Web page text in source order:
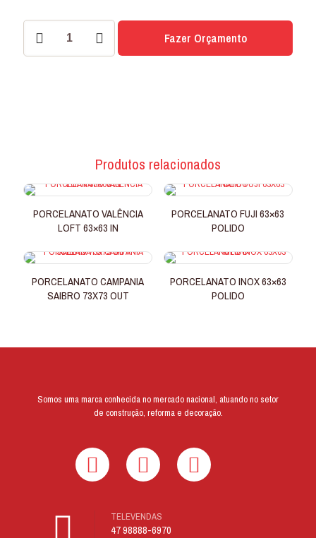
PORCELANATO
LOFT
Fazer Orçamento
Produtos relacionados
PORCELANATO VALÊNCIA
LOFT 63×63 IN
PORCELANATO FUJI 63×63
POLIDO
PORCELANATO CAMPANIA
SAIBRO 73X73 OUT
PORCELANATO INOX 63×63
POLIDO
Somos uma marca conhecida no mercado nacional, atuando no setor
de construção, reforma e decoração.
47 98888-6970
TELEVENDAS